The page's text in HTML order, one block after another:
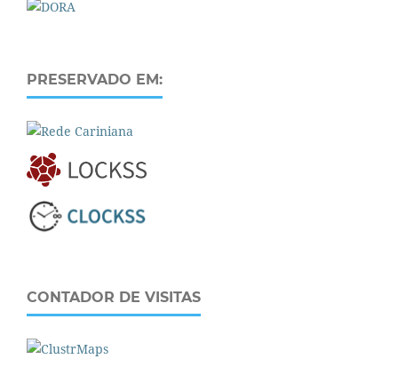
PRESERVADO EM:
CONTADOR DE VISITAS